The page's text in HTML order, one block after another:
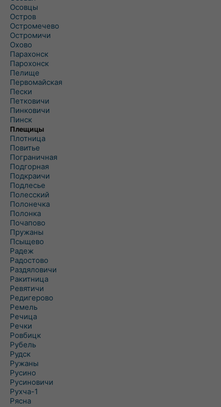
Осовцы
Остров
Остромечево
Остромичи
Охово
Парахонск
Парохонск
Пелище
Первомайская
Пески
Петковичи
Пинковичи
Пинск
Плещицы
Плотница
Повитье
Пограничная
Подгорная
Подкраичи
Подлесье
Полесский
Полонечка
Полонка
Почапово
Пружаны
Псыщево
Радеж
Радостово
Раздяловичи
Ракитница
Ревятичи
Редигерово
Ремель
Речица
Речки
Ровбицк
Рубель
Рудск
Ружаны
Русино
Русиновичи
Рухча-1
Рясна